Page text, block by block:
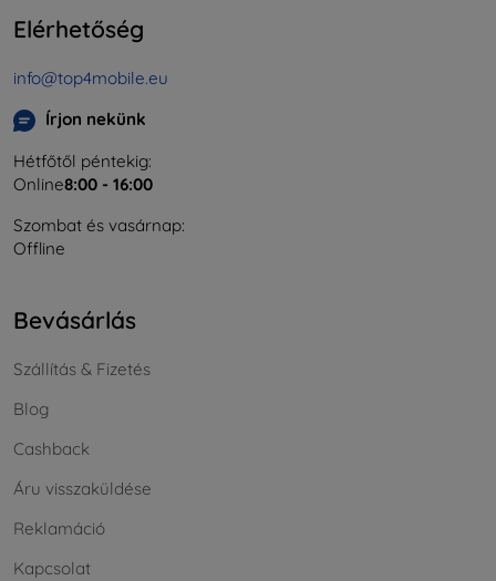
Elérhetőség
info@top4mobile.eu
Írjon nekünk
Hétfőtől péntekig:
Online8:00 - 16:00
Szombat és vasárnap:
Offline
Bevásárlás
Szállítás & Fizetés
Blog
Cashback
Áru visszaküldése
Reklamáció
Kapcsolat